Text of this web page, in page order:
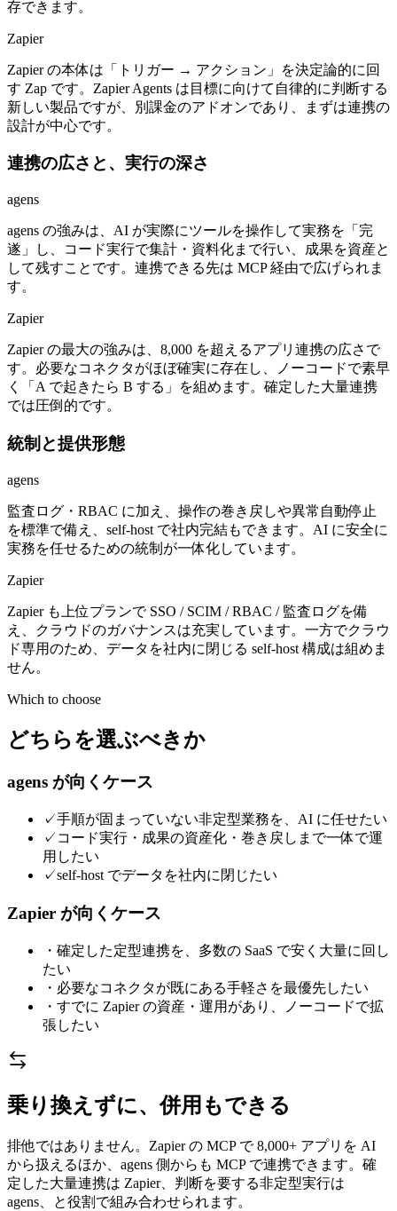
存できます。
Zapier
Zapier の本体は「トリガー → アクション」を決定論的に回
す Zap です。Zapier Agents は目標に向けて自律的に判断する
新しい製品ですが、別課金のアドオンであり、まずは連携の
設計が中心です。
連携の広さと、実行の深さ
agens
agens の強みは、AI が実際にツールを操作して実務を「完
遂」し、コード実行で集計・資料化まで行い、成果を資産と
して残すことです。連携できる先は MCP 経由で広げられま
す。
Zapier
Zapier の最大の強みは、8,000 を超えるアプリ連携の広さで
す。必要なコネクタがほぼ確実に存在し、ノーコードで素早
く「A で起きたら B する」を組めます。確定した大量連携
では圧倒的です。
統制と提供形態
agens
監査ログ・RBAC に加え、操作の巻き戻しや異常自動停止
を標準で備え、self-host で社内完結もできます。AI に安全に
実務を任せるための統制が一体化しています。
Zapier
Zapier も上位プランで SSO / SCIM / RBAC / 監査ログを備
え、クラウドのガバナンスは充実しています。一方でクラウ
ド専用のため、データを社内に閉じる self-host 構成は組めま
せん。
Which to choose
どちらを選ぶべきか
agens が向くケース
✓手順が固まっていない非定型業務を、AI に任せたい
✓ コード実行・成果の資産化・巻き戻しまで一体で運
用したい
✓self-host でデータを社内に閉じたい
Zapier が向くケース
・ 確定した定型連携を、多数の SaaS で安く大量に回し
たい
・ 必要なコネクタが既にある手軽さを最優先したい
・ すでに Zapier の資産・運用があり、ノーコードで拡
張したい
乗り換えずに、併用もできる
排他ではありません。Zapier の MCP で 8,000+ アプリを AI
から扱えるほか、agens 側からも MCP で連携できます。確
定した大量連携は Zapier、判断を要する非定型実行は
agens、と役割で組み合わせられます。